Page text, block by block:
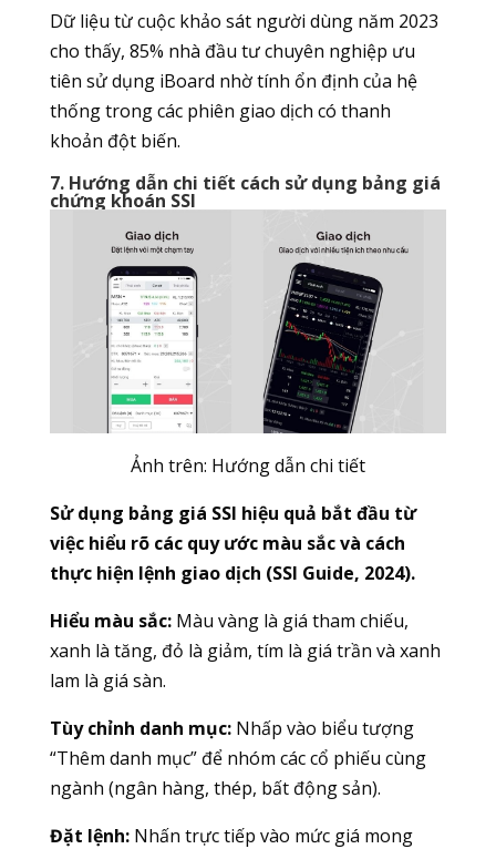
Dữ liệu từ cuộc khảo sát người dùng năm 2023
cho thấy, 85% nhà đầu tư chuyên nghiệp ưu
tiên sử dụng iBoard nhờ tính ổn định của hệ
thống trong các phiên giao dịch có thanh
khoản đột biến.
7. Hướng dẫn chi tiết cách sử dụng bảng giá
chứng khoán SSI
Ảnh trên: Hướng dẫn chi tiết
Sử dụng bảng giá SSI hiệu quả bắt đầu từ
việc hiểu rõ các quy ước màu sắc và cách
thực hiện lệnh giao dịch (SSI Guide, 2024).
Hiểu màu sắc:Màu vàng là giá tham chiếu,
xanh là tăng, đỏ là giảm, tím là giá trần và xanh
lam là giá sàn.
Tùy chỉnh danh mục:Nhấp vào biểu tượng
“Thêm danh mục” để nhóm các cổ phiếu cùng
ngành (ngân hàng, thép, bất động sản).
Đặt lệnh:Nhấn trực tiếp vào mức giá mong